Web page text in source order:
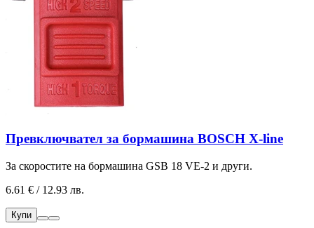
Превключвател за бормашина BOSCH X-line
За скоростите на бормашина GSB 18 VE-2 и други.
6.61 € / 12.93 лв.
Купи